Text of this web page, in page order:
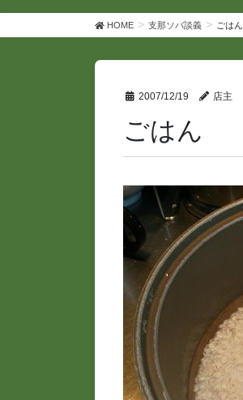
HOME 支那ソバ談義 ごはん
2007/12/19 店主
ごはん